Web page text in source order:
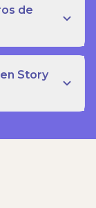
de
Story